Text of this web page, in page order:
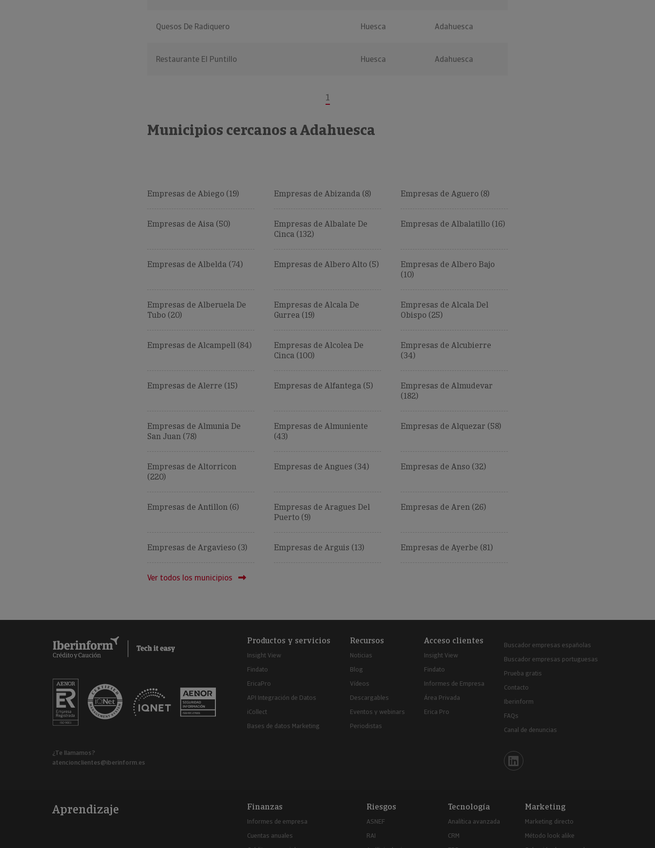
Quesos De Radiquero Huesca Adahuesca
Restaurante El Puntillo Huesca Adahuesca
1
Municipios cercanos a Adahuesca
Empresas de Abiego (19) Empresas de Abizanda (8) Empresas de Aguero (8)
Empresas de Aisa (50)
Empresas de Albalate De
Cinca (132)
Empresas de Albalatillo (16)
Empresas de Albelda (74) Empresas de Albero Alto (5)
Empresas de Albero Bajo
(10)
Empresas de Alberuela De
Tubo (20)
Empresas de Alcala De
Gurrea (19)
Empresas de Alcala Del
Obispo (25)
Empresas de Alcampell (84)
Empresas de Alcolea De
Cinca (100)
Empresas de Alcubierre
(34)
Empresas de Alerre (15) Empresas de Alfantega (5)
Empresas de Almudevar
(182)
Empresas de Almunia De
San Juan (78)
Empresas de Almuniente
(43)
Empresas de Alquezar (58)
Empresas de Altorricon
(220)
Empresas de Angues (34) Empresas de Anso (32)
Empresas de Antillon (6)
Empresas de Aragues Del
Puerto (9)
Empresas de Aren (26)
Empresas de Argavieso (3) Empresas de Arguis (13) Empresas de Ayerbe (81)
Ver todos los municipios
¿Te llamamos?
atencionclientes@iberinform.es
Productos y servicios
Insight View
Findato
EricaPro
API Integración de Datos
iCollect
Bases de datos Marketing
Recursos
Noticias
Blog
Vídeos
Descargables
Eventos y webinars
Periodistas
Acceso clientes
Insight View
Findato
Informes de Empresa
Área Privada
Erica Pro
Buscador empresas españolas
Buscador empresas portuguesas
Prueba gratis
Contacto
Iberinform
FAQs
Canal de denuncias
Iberinform en Linkedin
Aprendizaje Finanzas
Informes de empresa
Cuentas anuales
Riesgos
ASNEF
RAI
Tecnología
Analítica avanzada
CRM
Marketing
Marketing directo
Método look alike